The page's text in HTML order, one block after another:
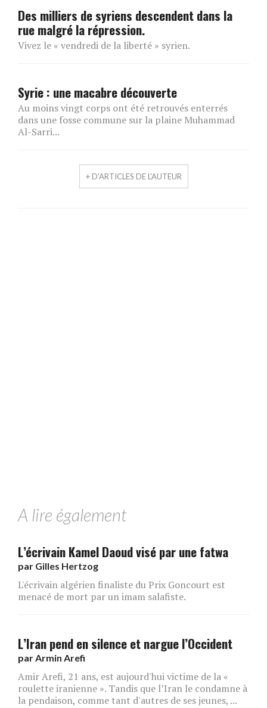
Des milliers de syriens descendent dans la
rue malgré la répression.
Vivez le « vendredi de la liberté » syrien.
Syrie : une macabre découverte
Au moins vingt corps ont été retrouvés enterrés
dans une fosse commune sur la plaine Muhammad
Al-Sarri...
+ D'ARTICLES DE L'AUTEUR
A lire également
L’écrivain Kamel Daoud visé par une fatwa
par Gilles Hertzog
L'écrivain algérien finaliste du Prix Goncourt est
menacé de mort par un imam salafiste.
L’Iran pend en silence et nargue l’Occident
parArmin Arefi
Amir Arefi, 21 ans, est aujourd'hui victime de la «
roulette iranienne ». Tandis que l’Iran le condamne à
la pendaison, comme tant d'autres de ses jeunes, ...